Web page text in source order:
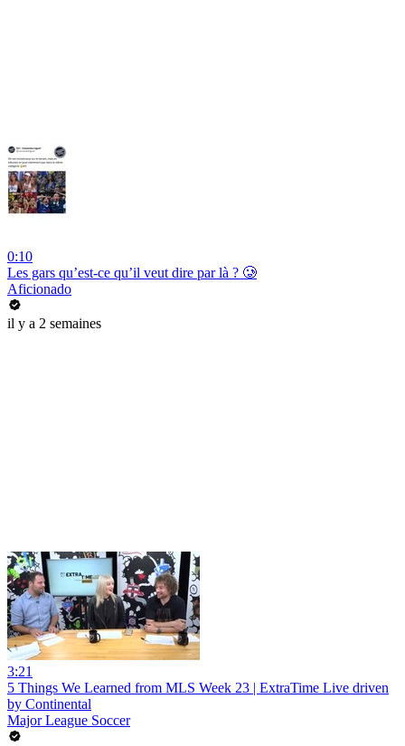
0:10
Les gars qu’est-ce qu’il veut dire par là ? 🥲
Aficionado
il y a 2 semaines
3:21
5 Things We Learned from MLS Week 23 | ExtraTime Live driven
by Continental
Major League Soccer